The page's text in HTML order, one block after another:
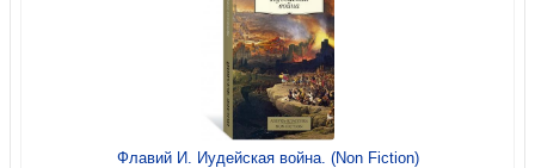
Послесинодальное Апостольское обращение
Sacramentum Caritatis Верховного Понтифика Бенедикта
XVI
Младенец родился нам
Флавий И. Иудейская война. (Non Fiction)